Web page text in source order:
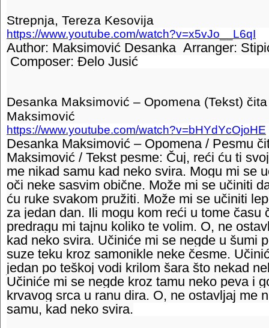
Strepnja, Tereza Kesovija
https://www.youtube.com/watch?v=x5vJo__L6qI
Author: Maksimović Desanka Arranger:
Composer: Đelo Jusić
Desanka Maksimović – Opomena (Tekst)
Maksimović
https://www.youtube.com/watch?v=bHYdYcOjoHE
Desanka Maksimović – Opomena / Pesmu
Maksimović / Tekst pesme: Čuj, reći ću ti
me nikad samu kad neko svira. Mogu mi se
oči neke sasvim obične. Može mi se učiniti
ću ruke svakom pružiti. Može mi se učiniti
za jedan dan. Ili mogu kom reći u tome času
predragu mi tajnu koliko te volim. O, ne
kad neko svira. Učiniće mi se negde u šumi
suze teku kroz samonikle neke česme.
jedan po teškoj vodi krilom šara što nekad
Učiniće mi se negde kroz tamu neko peva i
krvavog srca u ranu dira. O, ne ostavljaj me
samu, kad neko svira.